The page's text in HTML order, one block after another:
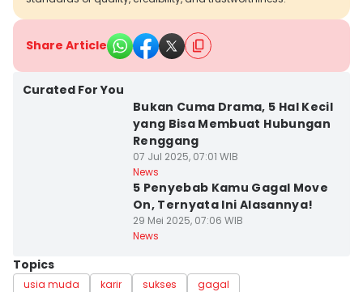
Share Article
Curated For You
Bukan Cuma Drama, 5 Hal Kecil
yang Bisa Membuat Hubungan
Renggang
07 Jul 2025, 07:01 WIB
News
5 Penyebab Kamu Gagal Move
On, Ternyata Ini Alasannya!
29 Mei 2025, 07:06 WIB
News
Topics
usia muda karir sukses
gagal